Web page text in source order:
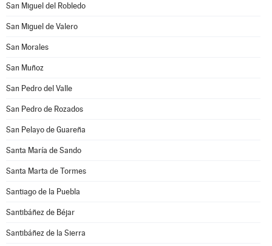
San Miguel del Robledo
San Miguel de Valero
San Morales
San Muñoz
San Pedro del Valle
San Pedro de Rozados
San Pelayo de Guareña
Santa María de Sando
Santa Marta de Tormes
Santiago de la Puebla
Santibáñez de Béjar
Santibáñez de la Sierra